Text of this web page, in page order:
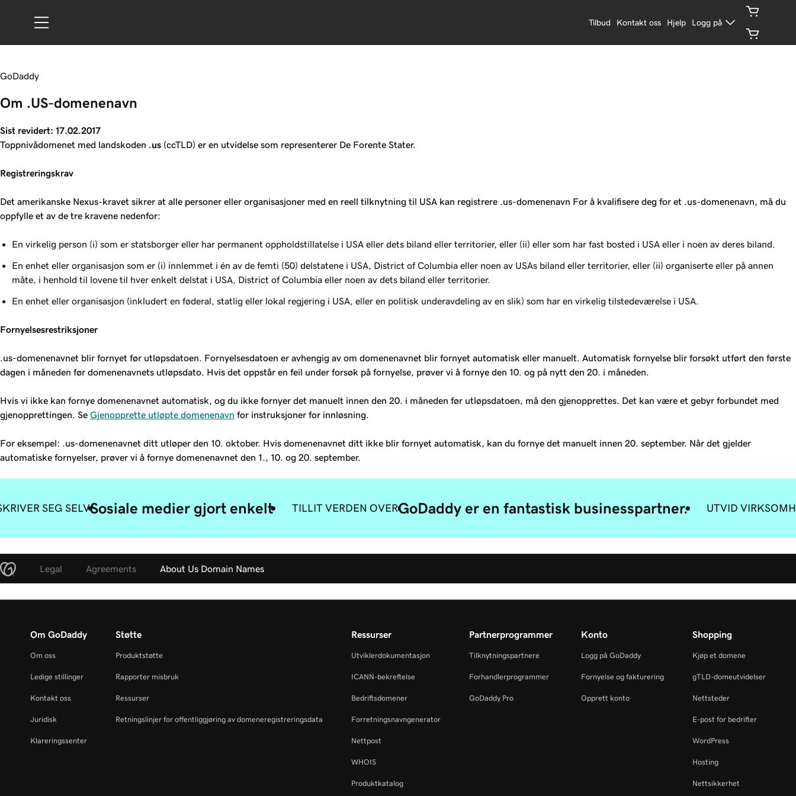
Tilbud Kontakt oss Hjelp Logg på
GoDaddy
Om .US-domenenavn
Sist revidert: 17.02.2017
Toppnivådomenet med landskoden .us (ccTLD) er en utvidelse som representerer De Forente Stater.
Registreringskrav
Det amerikanske Nexus-kravet sikrer at alle personer eller organisasjoner med en reell tilknytning til USA kan registrere .us-domenenavn For å kvalifisere deg for et .us-domenenavn, må du
oppfylle et av de tre kravene nedenfor:
En virkelig person (i) som er statsborger eller har permanent oppholdstillatelse i USA eller dets biland eller territorier, eller (ii) eller som har fast bosted i USA eller i noen av deres biland.
En enhet eller organisasjon som er (i) innlemmet i én av de femti (50) delstatene i USA, District of Columbia eller noen av USAs biland eller territorier, eller (ii) organiserte eller på annen
måte, i henhold til lovene til hver enkelt delstat i USA, District of Columbia eller noen av dets biland eller territorier.
En enhet eller organisasjon (inkludert en føderal, statlig eller lokal regjering i USA, eller en politisk underavdeling av en slik) som har en virkelig tilstedeværelse i USA.
Fornyelsesrestriksjoner
.us-domenenavnet blir fornyet før utløpsdatoen. Fornyelsesdatoen er avhengig av om domenenavnet blir fornyet automatisk eller manuelt. Automatisk fornyelse blir forsøkt utført den første
dagen i måneden før domenenavnets utløpsdato. Hvis det oppstår en feil under forsøk på fornyelse, prøver vi å fornye den 10. og på nytt den 20. i måneden.
Hvis vi ikke kan fornye domenenavnet automatisk, og du ikke fornyer det manuelt innen den 20. i måneden før utløpsdatoen, må den gjenopprettes. Det kan være et gebyr forbundet med
gjenopprettingen. Se Gjenopprette utløpte domenenavn for instruksjoner for innløsning.
For eksempel: .us-domenenavnet ditt utløper den 10. oktober. Hvis domenenavnet ditt ikke blir fornyet automatisk, kan du fornye det manuelt innen 20. september. Når det gjelder
automatiske fornyelser, prøver vi å fornye domenenavnet den 1., 10. og 20. september.
SEG SELVSosiale medier gjort enkelt TILLIT VERDEN OVERGoDaddy er en fantastisk businesspartner. UTVID
Legal Agreements About Us Domain Names
Om GoDaddy
Om oss
Ledige stillinger
Kontakt oss
Juridisk
Klareringssenter
Støtte
Produktstøtte
Rapporter misbruk
Ressurser
Retningslinjer for offentliggjøring av domeneregistreringsdata
Ressurser
Utviklerdokumentasjon
ICANN-bekreftelse
Bedriftsdomener
Forretningsnavngenerator
Nettpost
WHOIS
Produktkatalog
Partnerprogrammer
Tilknytningspartnere
Forhandlerprogrammer
GoDaddy Pro
Konto
Logg på GoDaddy
Fornyelse og fakturering
Opprett konto
Shopping
Kjøp et domene
gTLD-domeutvidelser
Nettsteder
E-post for bedrifter
WordPress
Hosting
Nettsikkerhet